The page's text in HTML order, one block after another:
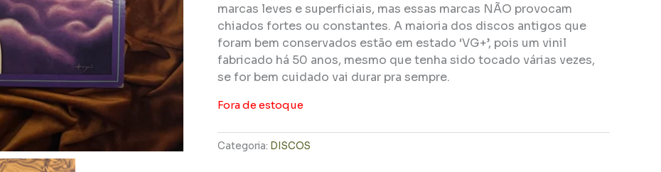
marcas leves e superficiais, mas essas marcas NÃO provocam
chiados fortes ou constantes. A maioria dos discos antigos que
foram bem conservados estão em estado ‘VG+’, pois um vinil
fabricado há 50 anos, mesmo que tenha sido tocado várias vezes,
se for bem cuidado vai durar pra sempre.
Fora de estoque
Categoria: DISCOS